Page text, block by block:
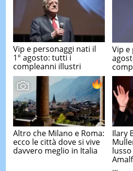
Vip e personaggi nati il
1° agosto: tutti i
compleanni illustri
Vip e
Altro che Milano e Roma:
ecco le città dove si vive
davvero meglio in Italia
Ilary
...